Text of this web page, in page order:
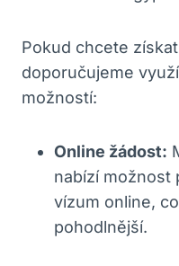
Pokud chcete
doporučujeme
možností:
Online žádost:
nabízí možnost
vízum online,
pohodlnější.